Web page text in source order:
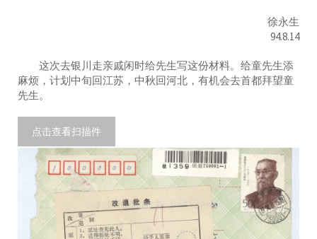
徐永生
94.8.14
这次去银川走亲戚闲时给先生写这份材料。给童先生添
麻烦，计划中旬回江苏，中秋回河北，有机会去首都拜望童
先生。